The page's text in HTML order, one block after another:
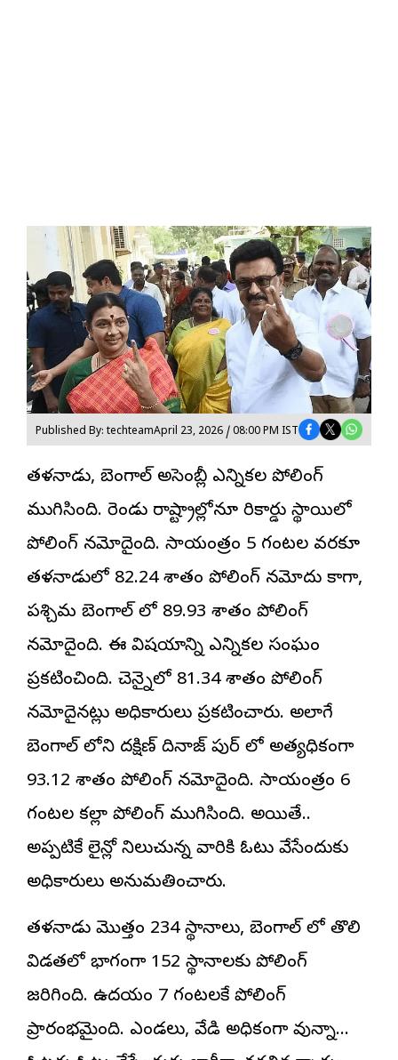
Published By: techteamApril 23, 2026 / 08:00 PM IST
తమిళనాడు, బెంగాల్ అసెంబ్లీ ఎన్నికల పోలింగ్
ముగిసింది. రెండు రాష్ట్రాల్లోనూ రికార్డు స్థాయిలో
పోలింగ్ నమోదైంది. సాయంత్రం 5 గంటల వరకూ
తమిళనాడులో 82.24 శాతం పోలింగ్ నమోదు కాగా,
పశ్చిమ బెంగాల్ లో 89.93 శాతం పోలింగ్
నమోదైంది. ఈ విషయాన్ని ఎన్నికల సంఘం
ప్రకటించింది. చెన్నైలో 81.34 శాతం పోలింగ్
నమోదైనట్లు అధికారులు ప్రకటించారు. అలాగే
బెంగాల్ లోని దక్షిణ్ దినాజ్ పుర్ లో అత్యధికంగా
93.12 శాతం పోలింగ్ నమోదైంది. సాయంత్రం 6
గంటల కల్లా పోలింగ్ ముగిసింది. అయితే..
అప్పటికే లైన్లో నిలుచున్న వారికి ఓటు వేసేందుకు
అధికారులు అనుమతించారు.
తమిళనాడు మొత్తం 234 స్థానాలు, బెంగాల్ లో తొలి
విడతలో భాగంగా 152 స్థానాలకు పోలింగ్
జరిగింది. ఉదయం 7 గంటలకే పోలింగ్
ప్రారంభమైంది. ఎండలు, వేడి అధికంగా వున్నా…